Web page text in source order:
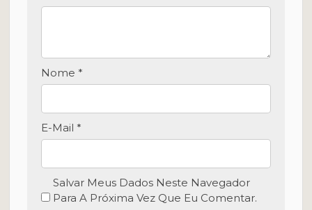
Nome *
E-Mail *
Salvar Meus Dados Neste Navegador
Para A Próxima Vez Que Eu Comentar.